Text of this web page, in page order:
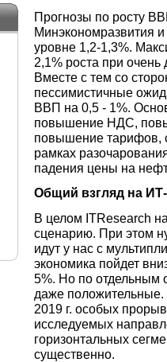
Прогнозы по росту
Минэкономразвития
уровне 1,2-1,3%.
2,1% роста при
Вместе с тем со
пессимистичные
ВВП на 0,5 - 1%.
повышение НДС,
повышение тарифов,
рамках
падения цены на
Общий взгляд на
В целом ITResearch
сценарию. При этом
идут у нас с
экономика пойдет
5%. Но по отдельным
даже
2019 г. особых
исследуемых
горизонтальных
существенно.